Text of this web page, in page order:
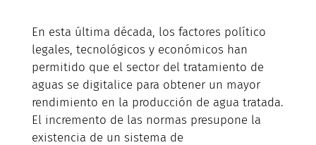
En esta última década, los factores político
legales, tecnológicos y económicos han
permitido que el sector del tratamiento de
aguas se digitalice para obtener un mayor
rendimiento en la producción de agua tratada.
El incremento de las normas presupone la
existencia de un sistema de